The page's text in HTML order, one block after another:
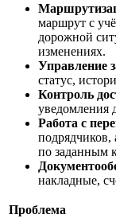
маршрут с
дорожной
изменениях.
Управление
статус,
Контроль
уведомления
Работа с
подрядчиков,
по заданным
накладные,
Проблема